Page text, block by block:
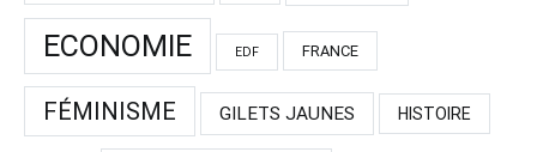
ECONOMIE EDF FRANCE
FÉMINISME GILETS JAUNES HISTOIRE